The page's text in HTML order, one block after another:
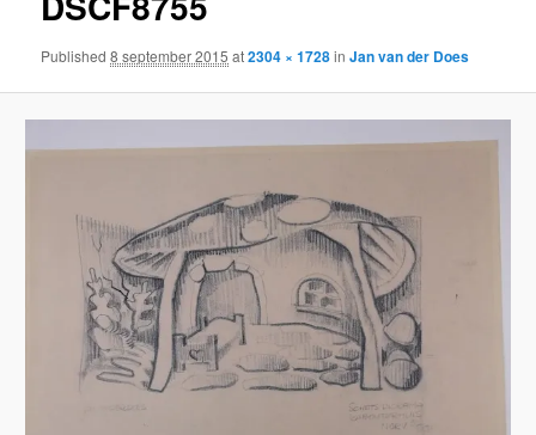
Published8 september 2015 at2304 × 1728inJan van der Does